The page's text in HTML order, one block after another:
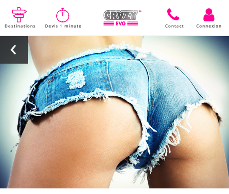
Destinations Devis 1 minute Contact Connexion